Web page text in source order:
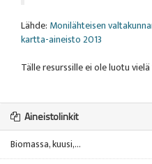
Lähde: Monilähteisen
kartta-aineisto 2013
Tälle resurssille ei ole luotu
Aineistolinkit
Biomassa, kuusi,...